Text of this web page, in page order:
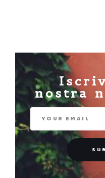
nostra